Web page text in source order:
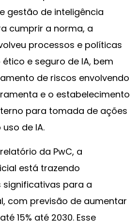
gestão de inteligência
cumprir a norma, a
processos e políticas
e seguro de IA, bem
de riscos envolvendo
e o estabelecimento
para tomada de ações
de IA.
da PwC, a
está trazendo
para a
com previsão de aumentar
15% até 2030. Esse